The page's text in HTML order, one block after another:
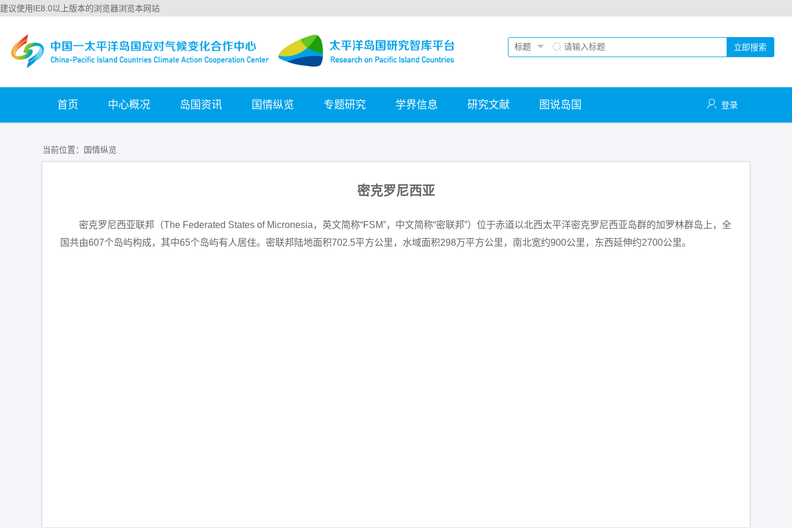
建议使用IE8.0以上版本的浏览器浏览本网站
立即搜索
首页 中心概况 岛国资讯 国情纵览 专题研究 学界信息 研究文献 图说岛国 登录
当前位置： 国情纵览
密克罗尼西亚
密克罗尼西亚联邦（The Federated States of Micronesia，英文简称“FSM”，中文简称“密联邦”）位于赤道以北西太平洋密克罗尼西亚岛群的加罗林群岛上，全
国共由607个岛屿构成，其中65个岛屿有人居住。密联邦陆地面积702.5平方公里，水域面积298万平方公里，南北宽约900公里，东西延伸约2700公里。